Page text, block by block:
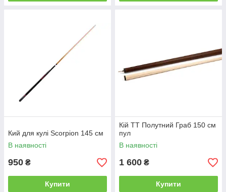
Кий для кулі Scorpion 145 см
В наявності
950 ₴
Купити
Кiй ТТ Полутний Граб 150 см
пул
В наявності
1 600 ₴
Купити